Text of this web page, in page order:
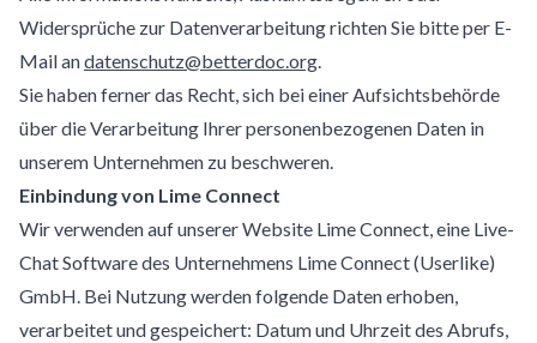
Widersprüche zur Datenverarbeitung richten Sie bitte per E-
Mail andatenschutz@betterdoc.org.
Sie haben ferner das Recht, sich bei einer Aufsichtsbehörde
über die Verarbeitung Ihrer personenbezogenen Daten in
unserem Unternehmen zu beschweren.
Einbindung von Lime Connect
Wir verwenden auf unserer Website Lime Connect, eine Live-
Chat Software des Unternehmens Lime Connect (Userlike)
GmbH. Bei Nutzung werden folgende Daten erhoben,
verarbeitet und gespeichert: Datum und Uhrzeit des Abrufs,